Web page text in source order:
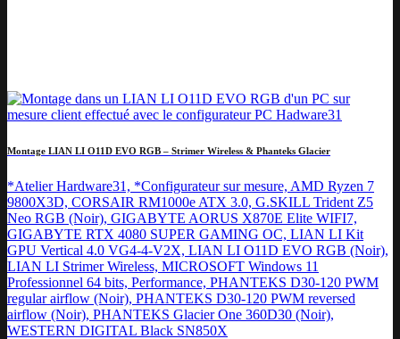
Montage LIAN LI O11D EVO RGB – Strimer Wireless & Phanteks Glacier
*Atelier Hardware31, *Configurateur sur mesure, AMD Ryzen 7
9800X3D, CORSAIR RM1000e ATX 3.0, G.SKILL Trident Z5
Neo RGB (Noir), GIGABYTE AORUS X870E Elite WIFI7,
GIGABYTE RTX 4080 SUPER GAMING OC, LIAN LI Kit
GPU Vertical 4.0 VG4-4-V2X, LIAN LI O11D EVO RGB (Noir),
LIAN LI Strimer Wireless, MICROSOFT Windows 11
Professionnel 64 bits, Performance, PHANTEKS D30-120 PWM
regular airflow (Noir), PHANTEKS D30-120 PWM reversed
airflow (Noir), PHANTEKS Glacier One 360D30 (Noir),
WESTERN DIGITAL Black SN850X